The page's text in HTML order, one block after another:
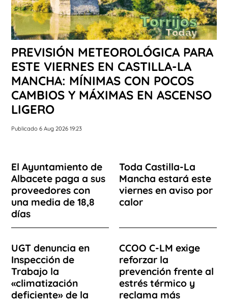
PREVISIÓN METEOROLÓGICA PARA
ESTE VIERNES EN CASTILLA-LA
MANCHA: MÍNIMAS CON POCOS
CAMBIOS Y MÁXIMAS EN ASCENSO
LIGERO
Publicado 6 Aug 2026 19:23
El Ayuntamiento de
Albacete paga a sus
proveedores con
una media de 18,8
días
Toda Castilla-La
Mancha estará este
viernes en aviso por
calor
UGT denuncia en
Inspección de
Trabajo la
«climatización
deficiente» de la
CCOO C-LM exige
reforzar la
prevención frente al
estrés térmico y
reclama más